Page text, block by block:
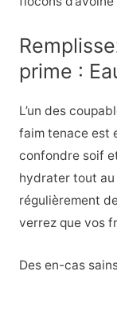
prime :
L’un des
faim tenace est
confondre soif
hydrater tout au
régulièrement
verrez que vos
Des en-cas